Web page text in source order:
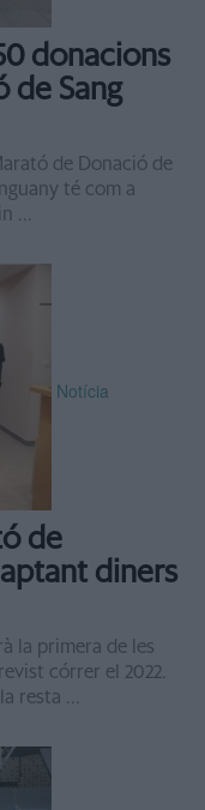
donacions
de Sang
de Donació de
té com a
...
Notícia
de
diners
la primera de les
córrer el 2022.
resta ...